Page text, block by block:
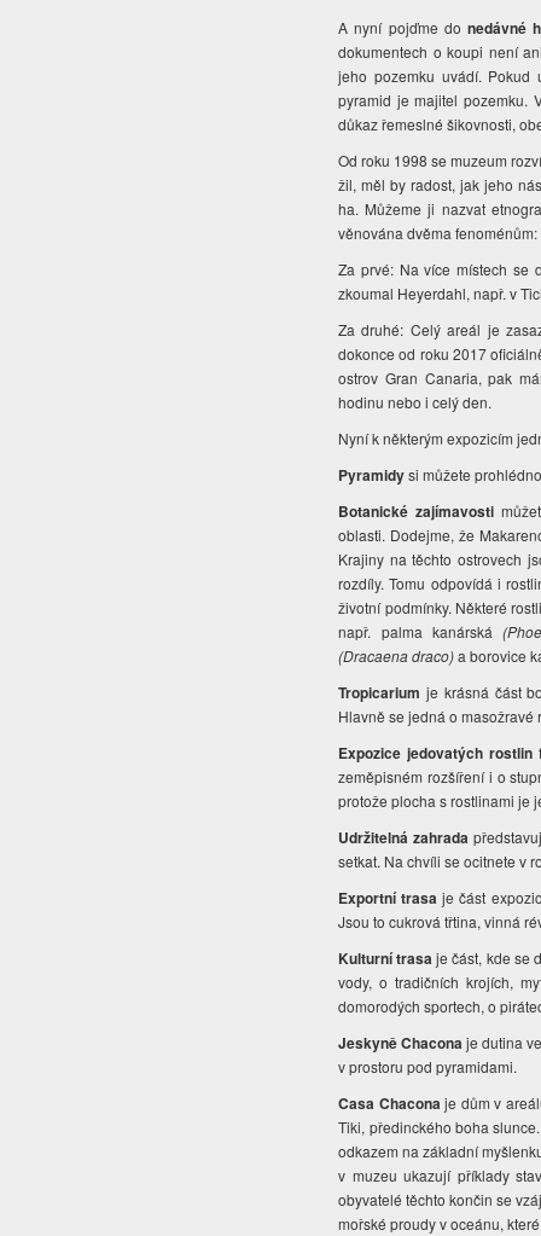
A nyní pojďme donedávné
dokumentech o koupi není
jeho pozemku uvádí. Pokud
pyramid je majitel pozemku.
důkaz řemeslné šikovnosti,
Od roku 1998 se muzeum
žil, měl by radost, jak jeho
ha. Můžeme ji nazvat
věnována dvěma fenoménům:
Za prvé: Na více místech se
zkoumal Heyerdahl, např. v
Za druhé: Celý areál je
dokonce od roku 2017
ostrov Gran Canaria, pak
hodinu nebo i celý den.
Nyní k některým expozicím
Pyramidysi můžete
Botanické zajímavosti
oblasti. Dodejme, že
Krajiny na těchto ostrovech
rozdíly. Tomu odpovídá i
životní podmínky. Některé
např. palma kanárská
(Dracaena draco)a borovice
Tropicarium je krásná část
Hlavně se jedná o
Expozice jedovatých rostlin
zeměpisném rozšíření i o
protože plocha s rostlinami je
Udržitelná zahrada
setkat. Na chvíli se ocitnete v
Exportní trasa je část
Jsou to cukrová třtina, vinná
Kulturní trasaje část, kde se
vody, o tradičních krojích,
domorodých sportech, o
Jeskyně Chaconaje dutina
v prostoru pod pyramidami.
Casa Chacona je dům v
Tiki, předinckého boha
odkazem na základní
v muzeu ukazují příklady
obyvatelé těchto končin se
mořské proudy v oceánu,